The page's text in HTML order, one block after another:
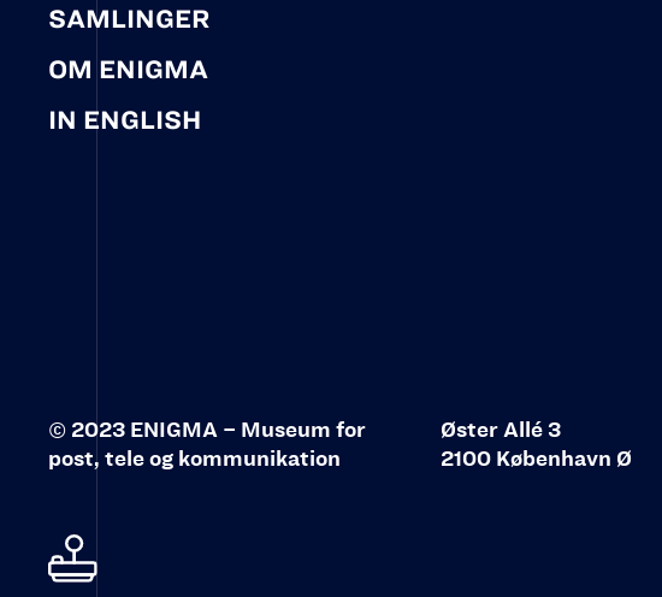
SAMLINGER
OM ENIGMA
IN ENGLISH
© 2023 ENIGMA – Museum for
post, tele og kommunikation‍
Øster Allé 3
2100 København Ø